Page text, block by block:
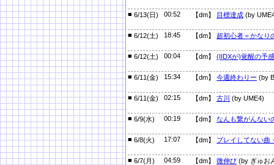
■ 6/13(日) 00:52 【dm】 目標達成 (by
■ 6/12(土) 18:45 【dm】 超初心者＝かなり
■ 6/12(土) 00:04 【dm】 (IIDXが)覚醒の予感
■ 6/11(金) 15:34 【dm】 今週終わりー (by
■ 6/11(金) 02:15 【dm】 古川 (by UME4)
■ 6/9(水) 00:19 【dm】 なんも繋がんない
■ 6/8(火) 17:07 【dm】 プレイしてない曲
■ 6/7(月) 04:59 【dm】 微伸び (by ぎゅお